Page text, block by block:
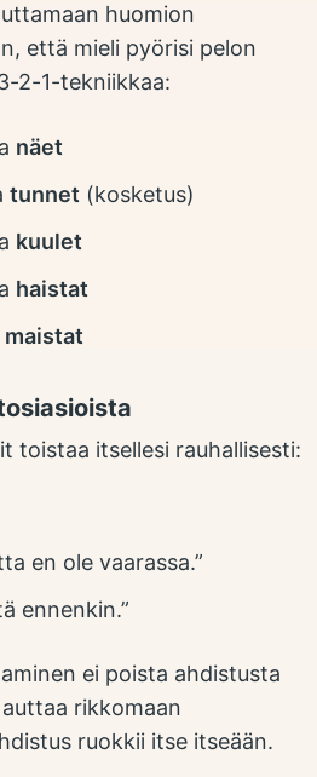
huomion
että mieli pyörisi pelon
2-1-tekniikkaa:
näet
tunnet (kosketus)
kuulet
haistat
maistat
toistaa itsellesi rauhallisesti:
en ole vaarassa.”
ennenkin.”
ei poista ahdistusta
rikkomaan
ruokkii itse itseään.